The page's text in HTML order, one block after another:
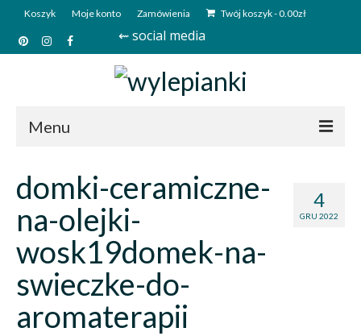
Koszyk Moje konto Zamówienia Twój koszyk-0.00zł
⇜ social media
Menu
Sklep
Kim jesteśmy?
Kontakt
4
GRU 2022
domki-ceramiczne-
na-olejki-
wosk19domek-na-
swieczke-do-
aromaterapii